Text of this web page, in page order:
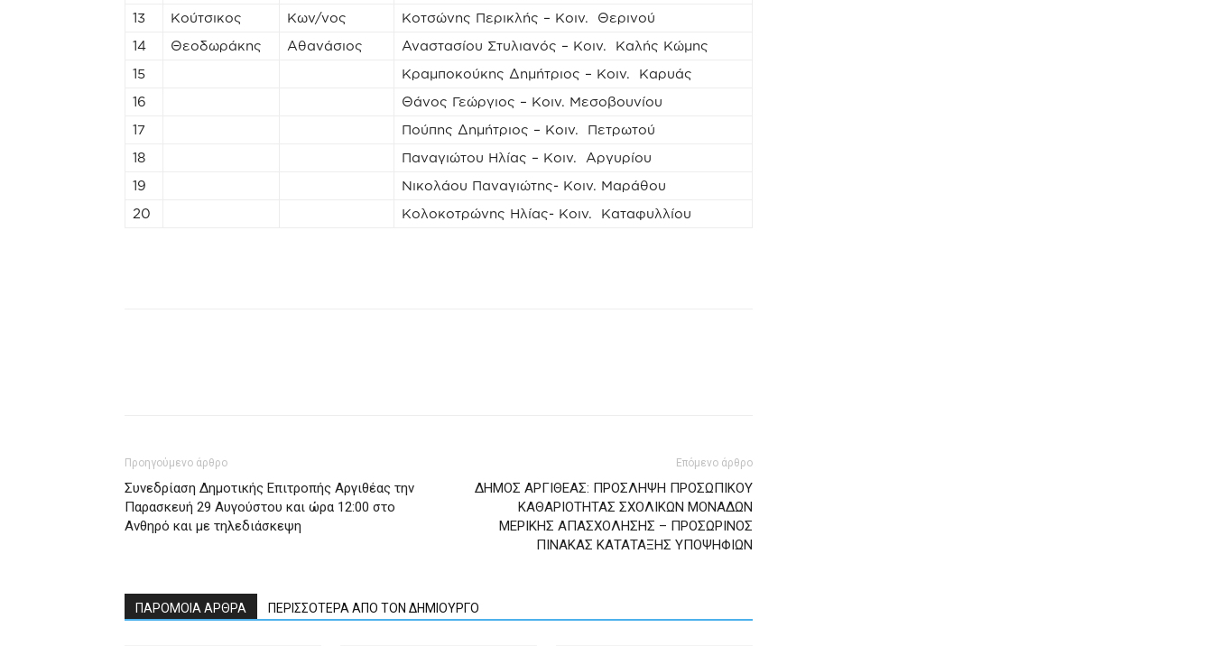
13
Κούτσικος Κων/νος
Κοτσώνης Περικλής – Κοιν. Θερινού
14
Θεοδωράκης Αθανάσιος
Αναστασίου Στυλιανός – Κοιν. Καλής Κώμης
15
Κραμποκούκης Δημήτριος – Κοιν. Καρυάς
16
Θάνος Γεώργιος – Κοιν. Μεσοβουνίου
17
Πούπης Δημήτριος – Κοιν. Πετρωτού
18
Παναγιώτου Ηλίας – Κοιν. Αργυρίου
19
Νικολάου Παναγιώτης- Κοιν. Μαράθου
20
Κολοκοτρώνης Ηλίας- Κοιν. Καταφυλλίου
Προηγούμενο άρθρο
Συνεδρίαση Δημοτικής Επιτροπής Αργιθέας την
Παρασκευή 29 Αυγούστου και ώρα 12:00 στο
Ανθηρό και με τηλεδιάσκεψη
Επόμενο άρθρο
ΔΗΜΟΣ ΑΡΓΙΘΕΑΣ: ΠΡΟΣΛΗΨΗ ΠΡΟΣΩΠΙΚΟΥ
ΚΑΘΑΡΙΟΤΗΤΑΣ ΣΧΟΛΙΚΩΝ ΜΟΝΑΔΩΝ
ΜΕΡΙΚΗΣ ΑΠΑΣΧΟΛΗΣΗΣ – ΠΡΟΣΩΡΙΝΟΣ
ΠΙΝΑΚΑΣ ΚΑΤΑΤΑΞΗΣ ΥΠΟΨΗΦΙΩΝ
ΠΑΡΟΜΟΙΑ ΑΡΘΡΑ ΠΕΡΙΣΣΟΤΕΡΑ ΑΠΟ ΤΟΝ ΔΗΜΙΟΥΡΓΟ